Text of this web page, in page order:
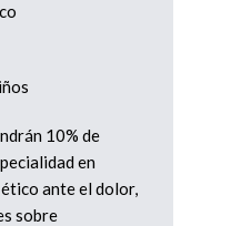
10% de
en
ante el dolor,
sobre